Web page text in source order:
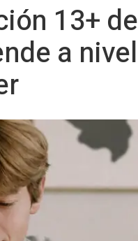
13+
a